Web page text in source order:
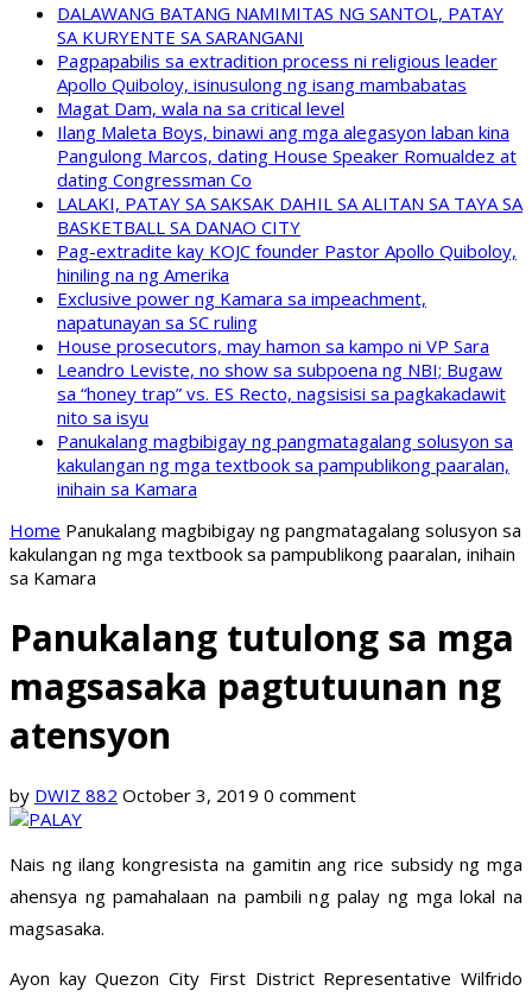
DALAWANG BATANG NAMIMITAS NG SANTOL, PATAY
SA KURYENTE SA SARANGANI
Pagpapabilis sa extradition process ni religious leader
Apollo Quiboloy, isinusulong ng isang mambabatas
Magat Dam, wala na sa critical level
Ilang Maleta Boys, binawi ang mga alegasyon laban kina
Pangulong Marcos, dating House Speaker Romualdez at
dating Congressman Co
LALAKI, PATAY SA SAKSAK DAHIL SA ALITAN SA TAYA SA
BASKETBALL SA DANAO CITY
Pag-extradite kay KOJC founder Pastor Apollo Quiboloy,
hiniling na ng Amerika
Exclusive power ng Kamara sa impeachment,
napatunayan sa SC ruling
House prosecutors, may hamon sa kampo ni VP Sara
Leandro Leviste, no show sa subpoena ng NBI; Bugaw
sa “honey trap” vs. ES Recto, nagsisisi sa pagkakadawit
nito sa isyu
Panukalang magbibigay ng pangmatagalang solusyon sa
kakulangan ng mga textbook sa pampublikong paaralan,
inihain sa Kamara
Home Panukalang magbibigay ng pangmatagalang solusyon sa
kakulangan ng mga textbook sa pampublikong paaralan, inihain
sa Kamara
Panukalang tutulong sa mga
magsasaka pagtutuunan ng
atensyon
by DWIZ 882 October 3, 2019 0 comment
Nais ng ilang kongresista na gamitin ang rice subsidy ng mga
ahensya ng pamahalaan na pambili ng palay ng mga lokal na
magsasaka.
Ayon kay Quezon City First District Representative Wilfrido